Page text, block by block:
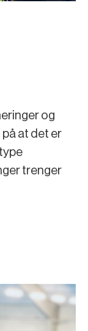
og
på at det er
trenger